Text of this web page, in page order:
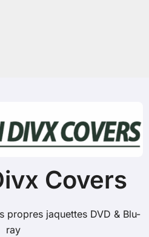
Covers
propres jaquettes DVD & Blu-
ray